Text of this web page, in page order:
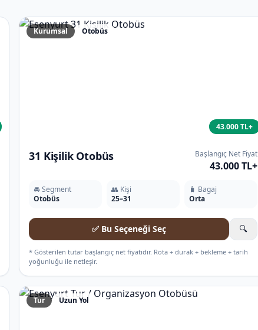
Kurumsal Otobüs
43.000 TL+
31 Kişilik Otobüs Başlangıç Net Fiyat
43.000 TL+
🚘 Segment
Otobüs
👥 Kişi
25–31
🧳 Bagaj
Orta
✅ Bu Seçeneği Seç 🔍
* Gösterilen tutar başlangıç net fiyatıdır. Rota + durak + bekleme + tarih
yoğunluğu ile netleşir.
Tur Uzun Yol